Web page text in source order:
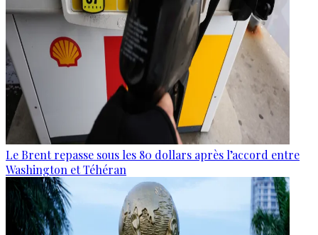
Le Brent repasse sous les 80 dollars après l’accord entre
Washington et Téhéran